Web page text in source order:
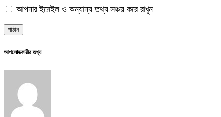
আপনার ইমেইল ও অন্যান্য তথ্য সঞ্চয় করে রাখুন
আপলোডকারীর তথ্য